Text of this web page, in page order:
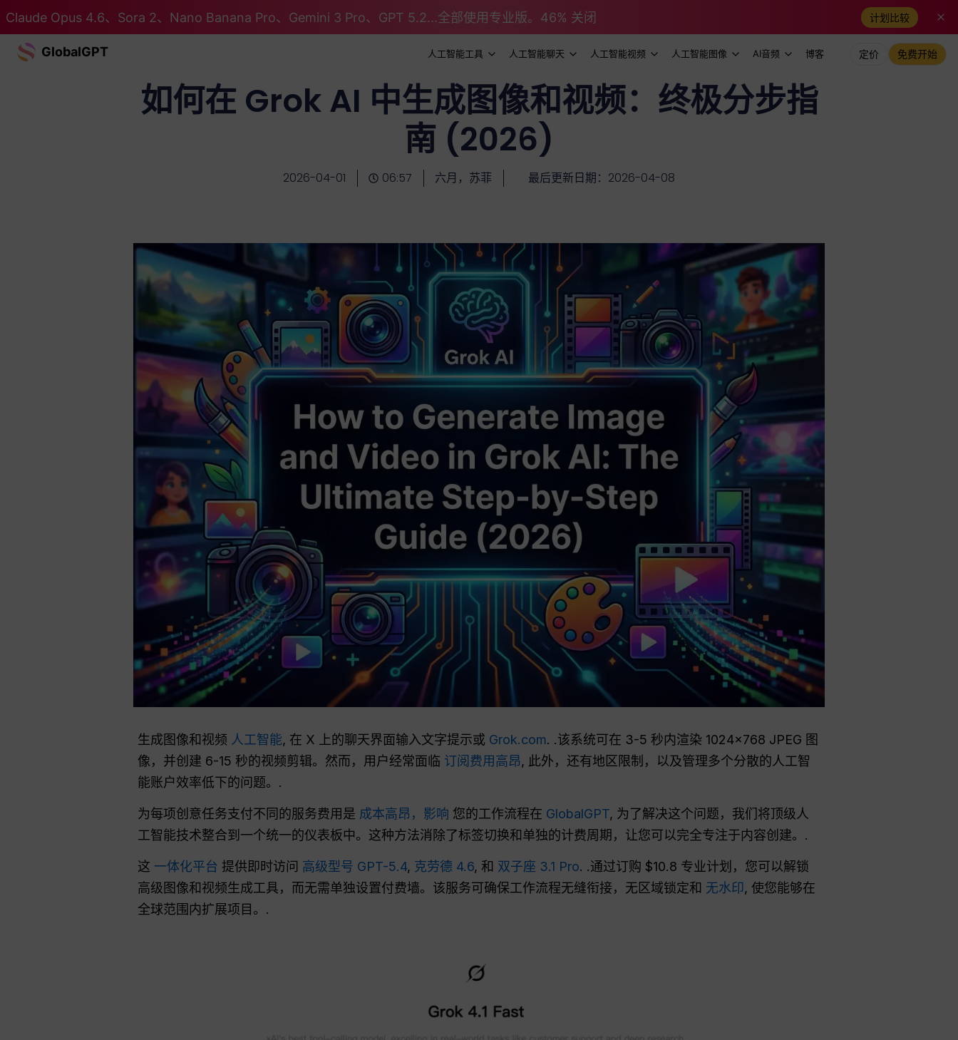
Claude Opus 4.6、Sora 2、Nano Banana Pro、Gemini 3 Pro、GPT 5.2...全部使用专业版。46% 关闭 计划比较
GlobalGPT 人工智能工具 人工智能聊天 人工智能视频 人工智能图像 AI音频 博客 定价 免费开始
如何在 Grok AI 中生成图像和视频：终极分步指
南 (2026)
2026-04-01 06:57 六月，苏菲 最后更新日期：2026-04-08
生成图像和视频 人工智能, 在 X 上的聊天界面输入文字提示或 Grok.com. .该系统可在 3-5 秒内渲染 1024×768 JPEG 图
像，并创建 6-15 秒的视频剪辑。然而，用户经常面临 订阅费用高昂, 此外，还有地区限制，以及管理多个分散的人工智
能账户效率低下的问题。.
为每项创意任务支付不同的服务费用是 成本高昂，影响 您的工作流程在 GlobalGPT, 为了解决这个问题，我们将顶级人
工智能技术整合到一个统一的仪表板中。这种方法消除了标签切换和单独的计费周期，让您可以完全专注于内容创建。.
这 一体化平台 提供即时访问 高级型号 GPT-5.4, 克劳德 4.6, 和 双子座 3.1 Pro. .通过订购 $10.8 专业计划，您可以解锁
高级图像和视频生成工具，而无需单独设置付费墙。该服务可确保工作流程无缝衔接，无区域锁定和 无水印, 使您能够在
全球范围内扩展项目。.